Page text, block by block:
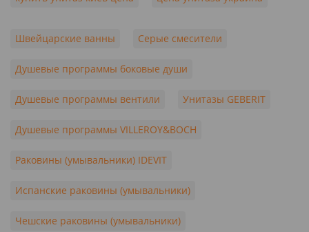
Швейцарские ванны Серые смесители
Душевые программы боковые души
Душевые программы вентили Унитазы GEBERIT
Душевые программы VILLEROY&BOCH
Раковины (умывальники) IDEVIT
Испанские раковины (умывальники)
Чешские раковины (умывальники)